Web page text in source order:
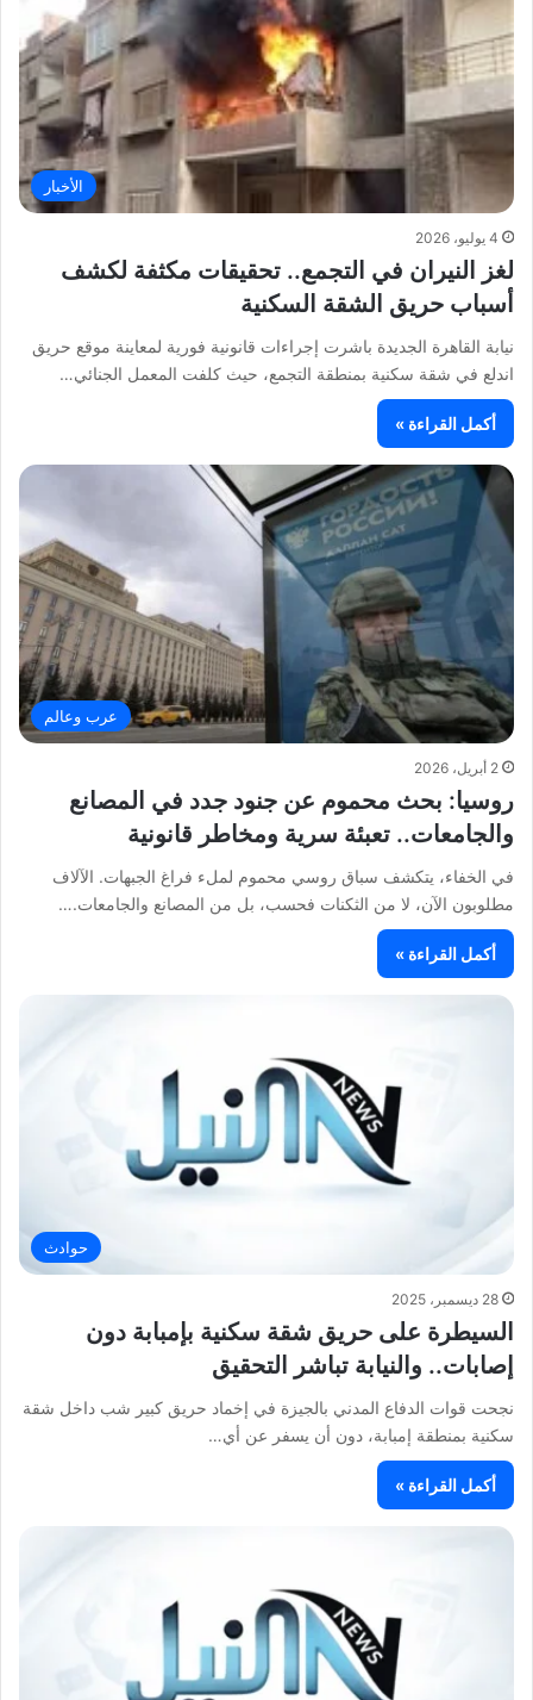
الأخبار
4 يوليو، 2026
لغز النيران في التجمع.. تحقيقات مكثفة لكشف
أسباب حريق الشقة السكنية
نيابة القاهرة الجديدة باشرت إجراءات قانونية فورية لمعاينة موقع حريق
اندلع في شقة سكنية بمنطقة التجمع، حيث كلفت المعمل الجنائي…
أكمل القراءة »
عرب وعالم
2 أبريل، 2026
روسيا: بحث محموم عن جنود جدد في المصانع
والجامعات.. تعبئة سرية ومخاطر قانونية
في الخفاء، يتكشف سباق روسي محموم لملء فراغ الجبهات. الآلاف
مطلوبون الآن، لا من الثكنات فحسب، بل من المصانع والجامعات.…
أكمل القراءة »
حوادث
28 ديسمبر، 2025
السيطرة على حريق شقة سكنية بإمبابة دون
إصابات.. والنيابة تباشر التحقيق
نجحت قوات الدفاع المدني بالجيزة في إخماد حريق كبير شب داخل شقة
سكنية بمنطقة إمبابة، دون أن يسفر عن أي…
أكمل القراءة »